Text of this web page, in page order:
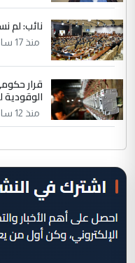
نائب: لم
منذ 17 ساعة
قرار
الوقودية
منذ 12 ساعة